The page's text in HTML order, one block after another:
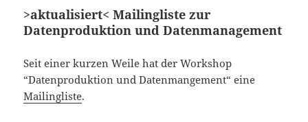
>aktualisiert< Mailingliste zur
Datenproduktion und Datenmanagement
Seit einer kurzen Weile hat der Workshop
“Datenproduktion und Datenmangement“ eine
Mailingliste.